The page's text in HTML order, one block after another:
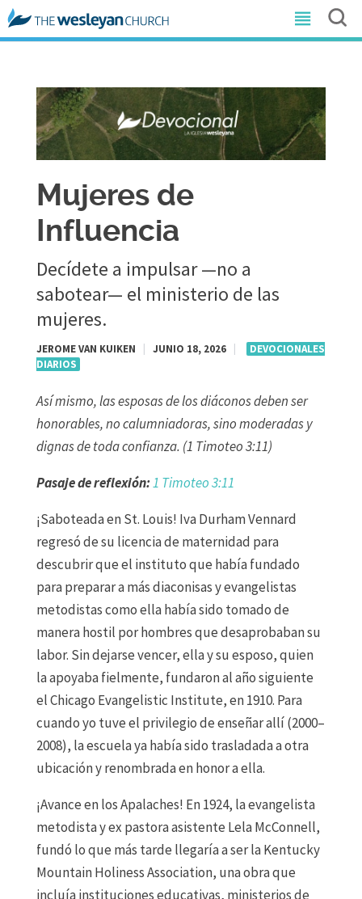
Mujeres de
Influencia
Decídete a impulsar —no a
sabotear— el ministerio de las
mujeres.
JEROME VAN KUIKEN JUNIO 18, 2026
DEVOCIONALES
DIARIOS
Así mismo, las esposas de los diáconos deben ser
honorables, no calumniadoras, sino moderadas y
dignas de toda confianza. (1 Timoteo 3:11)
Pasaje de reflexión:1 Timoteo 3:11
¡Saboteada en St. Louis! Iva Durham Vennard
regresó de su licencia de maternidad para
descubrir que el instituto que había fundado
para preparar a más diaconisas y evangelistas
metodistas como ella había sido tomado de
manera hostil por hombres que desaprobaban su
labor. Sin dejarse vencer, ella y su esposo, quien
la apoyaba fielmente, fundaron al año siguiente
el Chicago Evangelistic Institute, en 1910. Para
cuando yo tuve el privilegio de enseñar allí (2000–
2008), la escuela ya había sido trasladada a otra
ubicación y renombrada en honor a ella.
¡Avance en los Apalaches! En 1924, la evangelista
metodista y ex pastora asistente Lela McConnell,
fundó lo que más tarde llegaría a ser la Kentucky
Mountain Holiness Association, una obra que
incluía instituciones educativas, ministerios de